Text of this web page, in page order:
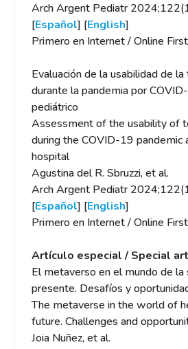
Arch Argent Pediatr
[Español] [English]
Primero en Internet / Online
Evaluación de la usabilidad de
durante la pandemia por
pediátrico
Assessment of the usability of
during the COVID-19 pandemic
hospital
Agustina del R. Sbruzzi, et al.
Arch Argent Pediatr
[Español] [English]
Primero en Internet / Online
Artículo especial / Special
El metaverso en el mundo de la
presente. Desafíos y
The metaverse in the world of
future. Challenges and
Joia Nuñez, et al.